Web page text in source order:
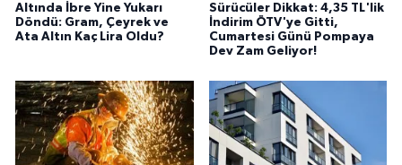
Altında İbre Yine Yukarı
Döndü: Gram, Çeyrek ve
Ata Altın Kaç Lira Oldu?
Sürücüler Dikkat: 4,35 TL'lik
İndirim ÖTV'ye Gitti,
Cumartesi Günü Pompaya
Dev Zam Geliyor!